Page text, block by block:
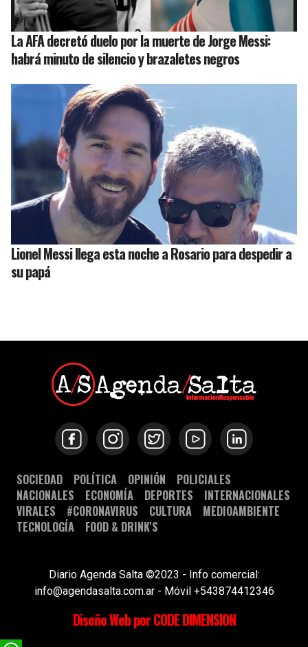
La AFA decretó duelo por la muerte de Jorge Messi:
habrá minuto de silencio y brazaletes negros
Lionel Messi llega esta noche a Rosario para despedir a
su papá
SOCIEDAD POLÍTICA OPINIÓN
POLICIALES
NACIONALES
ECONOMÍA DEPORTES
INTERNACIONALES
VIRALES
#CORONAVIRUS CULTURA
MEDIOAMBIENTE
TECNOLOGÍA
FOOD & DRINK'S
Diario Agenda Salta ©2023 - Info comercial:
info@agendasalta.com.ar - Móvil +543874412346
Diseño Web por CODE DIMENSION